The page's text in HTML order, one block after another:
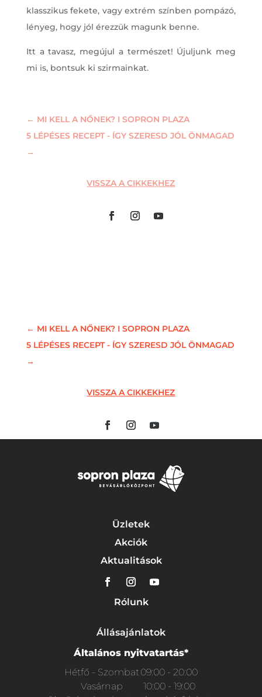
klasszikus fekete, vagy extrém színben pompázó,
lényeg, hogy jól érezzük magunk benne.
Itt a tavasz, megújul a természet! Újuljunk meg
mi is, bontsuk ki szirmainkat.
← MI KELL A NŐNEK? I SOPRON PLAZA
5 LÉPÉSES RECEPT - ÍGY SZERESD JÓL ÖNMAGAD
→
VISSZA A CIKKEKHEZ
← MI KELL A NŐNEK? I SOPRON PLAZA
5 LÉPÉSES RECEPT - ÍGY SZERESD JÓL ÖNMAGAD
→
VISSZA A CIKKEKHEZ
Üzletek
Akciók
Aktualitások
Rólunk
Állásajánlatok
Általános nyitvatartás*
Hétfő - Szombat 09:00 - 20:00
Vasárnap
10:00 - 19:00